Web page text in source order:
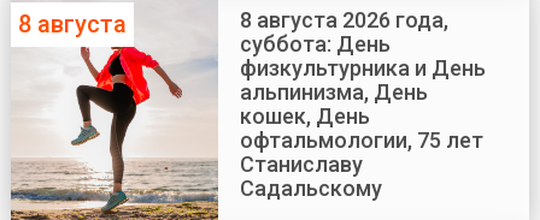
8 августа
8 августа 2026 года,
суббота: День
физкультурника и День
альпинизма, День
кошек, День
офтальмологии, 75 лет
Станиславу
Садальскому